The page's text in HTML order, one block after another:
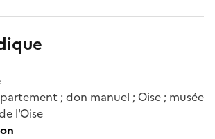
; don manuel ; Oise ; musée
l'Oise